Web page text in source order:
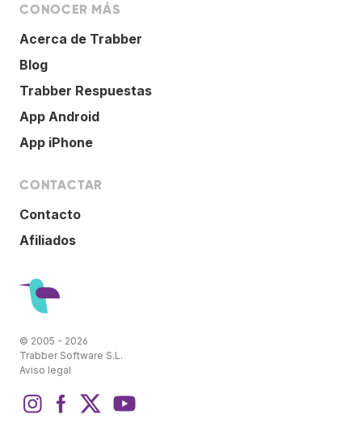
CONOCER MÁS
Acerca de Trabber
Blog
Trabber Respuestas
App Android
App iPhone
CONTACTAR
Contacto
Afiliados
© 2005 - 2026
Trabber Software S.L.
Aviso legal